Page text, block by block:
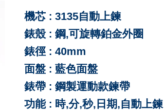
機芯 : 3135自動上鍊
錶殼 : 鋼,可旋轉鉑金外圈
錶徑 : 40mm
面盤 :藍色面盤
錶帶 :鋼製運動款鍊帶
功能 : 時,分,秒,日期,自動上鍊